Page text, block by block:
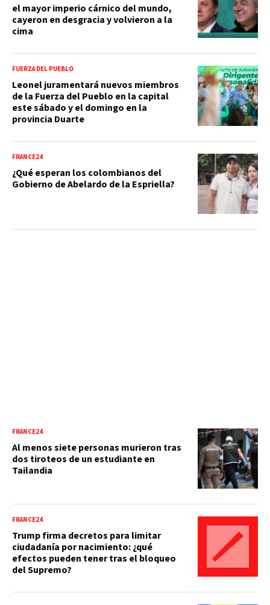
el mayor imperio cárnico del mundo,
cayeron en desgracia y volvieron a la
cima
FUERZA DEL PUEBLO
Leonel juramentará nuevos miembros
de la Fuerza del Pueblo en la capital
este sábado y el domingo en la
provincia Duarte
FRANCE24
¿Qué esperan los colombianos del
Gobierno de Abelardo de la Espriella?
FRANCE24
Al menos siete personas murieron tras
dos tiroteos de un estudiante en
Tailandia
FRANCE24
Trump firma decretos para limitar
ciudadanía por nacimiento: ¿qué
efectos pueden tener tras el bloqueo
del Supremo?